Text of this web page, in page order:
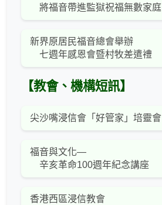
將福音帶進監獄祝福無數家庭
新界原居民福音總會舉辦
七週年感恩會暨村牧差遣禮
【教會、機構短訊】
尖沙嘴浸信會「好管家」培靈會
福音與文化—
辛亥革命100週年紀念講座
香港西區浸信教會